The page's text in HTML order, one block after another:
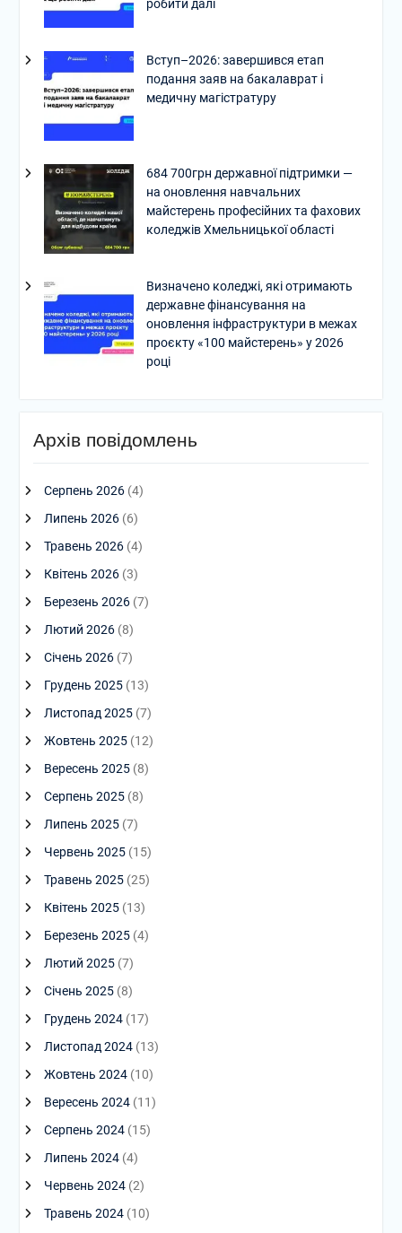
робити далі
Вступ–2026: завершився етап
подання заяв на бакалаврат і
медичну магістратуру
684 700грн державної підтримки —
на оновлення навчальних
майстерень професійних та фахових
коледжів Хмельницької області
Визначено коледжі, які отримають
державне фінансування на
оновлення інфраструктури в межах
проєкту «100 майстерень» у 2026
році
Архів повідомлень
Серпень 2026(4)
Липень 2026(6)
Травень 2026(4)
Квітень 2026(3)
Березень 2026(7)
Лютий 2026(8)
Січень 2026(7)
Грудень 2025(13)
Листопад 2025(7)
Жовтень 2025(12)
Вересень 2025(8)
Серпень 2025(8)
Липень 2025(7)
Червень 2025(15)
Травень 2025(25)
Квітень 2025(13)
Березень 2025(4)
Лютий 2025(7)
Січень 2025(8)
Грудень 2024(17)
Листопад 2024(13)
Жовтень 2024(10)
Вересень 2024(11)
Серпень 2024(15)
Липень 2024(4)
Червень 2024(2)
Травень 2024(10)